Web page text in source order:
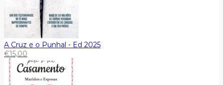
A Cruz e o Punhal - Ed 2025
€15,00